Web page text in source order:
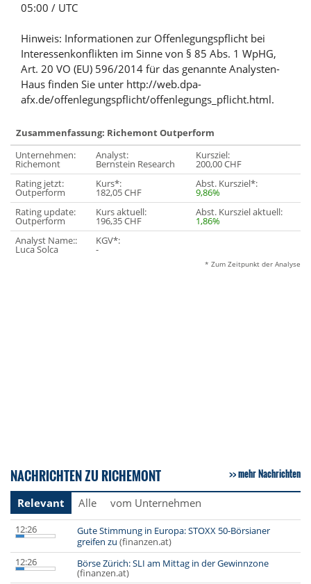
05:00 / UTC
Hinweis: Informationen zur Offenlegungspflicht bei
Interessenkonflikten im Sinne von § 85 Abs. 1 WpHG,
Art. 20 VO (EU) 596/2014 für das genannte Analysten-
Haus finden Sie unter http://web.dpa-
afx.de/offenlegungspflicht/offenlegungs_pflicht.html.
Zusammenfassung: Richemont Outperform
Unternehmen:
Richemont
Analyst:
Bernstein Research
Kursziel:
200,00 CHF
Rating jetzt:
Outperform
Kurs*:
182,05 CHF
Abst. Kursziel*:
9,86%
Rating update:
Outperform
Kurs aktuell:
196,35 CHF
Abst. Kursziel aktuell:
1,86%
Analyst Name::
Luca Solca
KGV*:
-
* Zum Zeitpunkt der Analyse
NACHRICHTEN ZU RICHEMONT mehr Nachrichten
Relevant Alle vom Unternehmen
12:26
Gute Stimmung in Europa: STOXX 50-Börsianer
greifen zu (finanzen.at)
12:26
Börse Zürich: SLI am Mittag in der Gewinnzone
(finanzen.at)